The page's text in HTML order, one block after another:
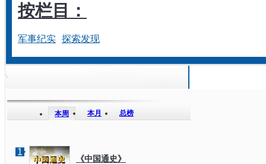
按栏目：
军事纪实 探索发现
本周 本月 总榜
1
《中国通史》